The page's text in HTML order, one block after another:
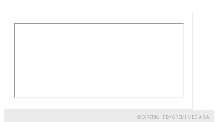
© COPYRIGHT BY GREMI MEDIA SA